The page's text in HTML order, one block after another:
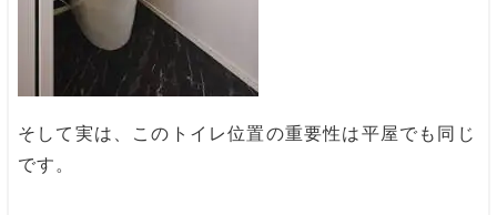
そして実は、このトイレ位置の重要性は平屋でも同じ
です。